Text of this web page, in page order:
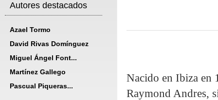
Autores destacados
Azael Tormo
David Rivas Domínguez
Miguel Ángel Font...
Martínez Gallego
Pascual Piqueras...
Nacido en Ibiza en
Raymond Andres,